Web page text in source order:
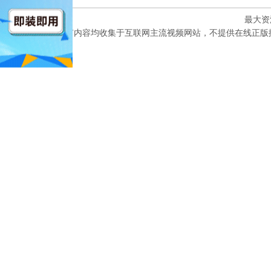
最大
本网站所有内容均收集于互联网主流视频网站，不提供在线正